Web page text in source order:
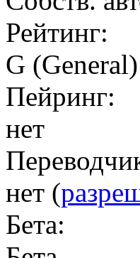
Рейтинг:
G (General)
Пейринг:
нет
нет (
Бета: